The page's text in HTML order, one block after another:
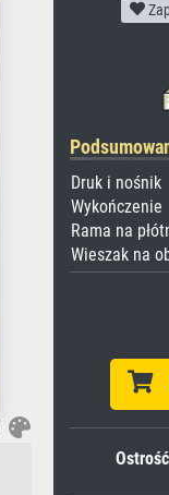
Druk i nośnik
Wykończenie
Rama na
Wieszak na